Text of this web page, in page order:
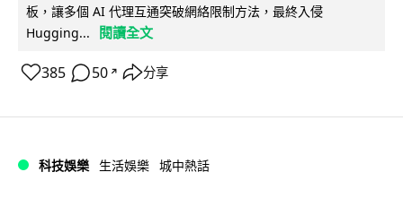
板，讓多個 AI 代理互通突破網絡限制方法，最終入侵
Hugging...
閱讀全文
385 50 ↗ 分享
科技娛樂 生活娛樂 城中熱話